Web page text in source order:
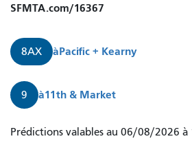
SFMTA.com/16367
8AX àPacific + Kearny
9 à11th & Market
Le
Prédictions valables au 06/08/2026 à